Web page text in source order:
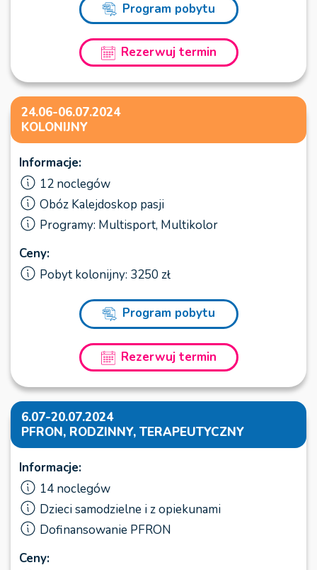
Program pobytu
Rezerwuj termin
24.06-06.07.2024
KOLONIJNY
Informacje:
12 noclegów
Obóz Kalejdoskop pasji
Programy: Multisport, Multikolor
Ceny:
Pobyt kolonijny: 3250 zł
Program pobytu
Rezerwuj termin
6.07-20.07.2024
PFRON, RODZINNY, TERAPEUTYCZNY
Informacje:
14 noclegów
Dzieci samodzielne i z opiekunami
Dofinansowanie PFRON
Ceny: